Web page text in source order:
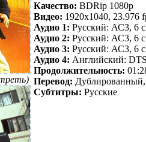
Качество: BDRip 1080p
Видео: 1920х1040, 23.976
Аудио 1: Русский: АС3, 6
Аудио 2: Русский: АС3, 6
Аудио 3: Русский: АС3, 6
Аудио 4: Английский:
Продолжительность:
Перевод:
Субтитры: Русские